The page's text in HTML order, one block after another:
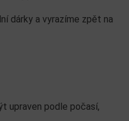
dárky a vyrazíme zpět na
upraven podle počasí,